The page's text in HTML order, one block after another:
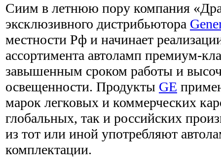
Сиим в летнюю пору компания
эксклюзивного дистрибьютора
местности Рф и начинает
ассортимента автоламп премиум-
завышенным сроком работы и
освещенности. Продукты GE
марок легковых и коммерческих
глобальных, так и российских
из тот или иной употребляют
комплектации.